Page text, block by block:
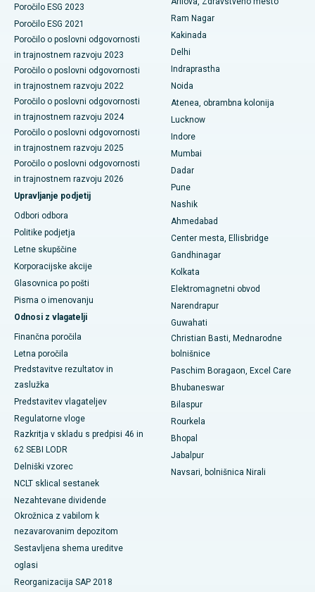
Najboljša bolnišnica v poslovnem središču Belapurja v Navi
Mumbaiju
Najboljša bolnišnica v Panchavatiju, Nashik
Najboljša bolnišnica v Secunderabadu, Hyderabad
Najboljša bolnišnica v mestu Seshadripuram, Bangalore
Najboljša bolnišnica na glavni cesti Waltair v Visakhapatnamu
Najboljša bolnišnica na cesti Subhash Nagar, Karimnagar
Najboljša bolnišnica v Managariju, Karaikudi
Najboljša bolnišnica v Arepallyju, Warangal
Najboljša bolnišnica v koloniji Arera v Bhopalu
Najboljša bolnišnica v mestu Jayanagar, Bangalore
Najboljša bolnišnica v KK Nagarju v Maduraiu
Najboljša bolnišnica v Ramji Nagarju, Nellore
Najboljša bolnišnica v sektorju-19, Rourkela
Najboljša bolnišnica v Swargateu v Puneju
Najboljša onkološka bolnišnica za ženske v južnem Delhiju
Citoreduktivna kirurgija
Keramična totalna zamenjava kolena
ERCP
Poročilo ESG 2023
Poročilo ESG 2021
Poročilo o poslovni odgovornosti
in trajnostnem razvoju 2023
Poročilo o poslovni odgovornosti
in trajnostnem razvoju 2022
Poročilo o poslovni odgovornosti
in trajnostnem razvoju 2024
Poročilo o poslovni odgovornosti
in trajnostnem razvoju 2025
Poročilo o poslovni odgovornosti
in trajnostnem razvoju 2026
Upravljanje podjetij
Odbori odbora
Politike podjetja
Letne skupščine
Korporacijske akcije
Glasovnica po pošti
Pisma o imenovanju
Odnosi z vlagatelji
Finančna poročila
Letna poročila
Predstavitve rezultatov in
zaslužka
Predstavitev vlagateljev
Regulatorne vloge
Razkritja v skladu s predpisi 46 in
62 SEBI LODR
Delniški vzorec
NCLT sklical sestanek
Nezahtevane dividende
Okrožnica z vabilom k
nezavarovanim depozitom
Sestavljena shema ureditve
oglasi
Reorganizacija SAP 2018
Ram Nagar
Kakinada
Delhi
Indraprastha
Noida
Atenea, obrambna kolonija
Lucknow
Indore
Mumbai
Dadar
Pune
Nashik
Ahmedabad
Center mesta, Ellisbridge
Gandhinagar
Kolkata
Elektromagnetni obvod
Narendrapur
Guwahati
Christian Basti, Mednarodne
bolnišnice
Paschim Boragaon, Excel Care
Bhubaneswar
Bilaspur
Rourkela
Bhopal
Jabalpur
Navsari, bolnišnica Nirali